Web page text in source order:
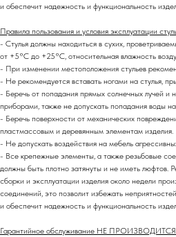
и обеспечит надежность и функциональность
Правила пользования и условия эксплуатации
- Стулья должны находиться в сухих,
от +5°C до +25°C, относительная влажность
- При изменении местоположения стульев
- Не рекомендуется вставать ногами на стулья,
- Беречь от попадания прямых солнечных лучей и
приборами, также не допускать попадания воды
- Беречь поверхности от механических
пластмассовым и деревянным элементам изделия.
- Не допускать воздействия на мебель
- Все крепежные элементы, а также резьбовые
должны быть плотно затянуты и не иметь люфтов.
сборки и эксплуатации изделия около недели
соединений, это позволит избежать
и обеспечит надежность и функциональность
Гарантийное обслуживание НЕ ПРОИЗВОДИТСЯ